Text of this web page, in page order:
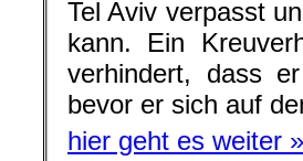
Tel Aviv verpasst
kann. Ein
verhindert, dass
bevor er sich auf
hier geht es weiter »